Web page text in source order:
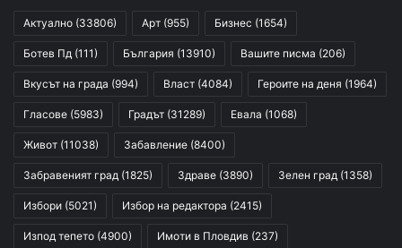
Актуално (33806) Арт (955) Бизнес (1654)
Ботев Пд (111) България (13910) Вашите писма (206)
Вкусът на града (994) Власт (4084) Героите на деня (1964)
Гласове (5983) Градът (31289) Евала (1068)
Живот (11038) Забавление (8400)
Забравеният град (1825) Здраве (3890) Зелен град (1358)
Избори (5021) Избор на редактора (2415)
Изпод тепето (4900) Имоти в Пловдив (237)